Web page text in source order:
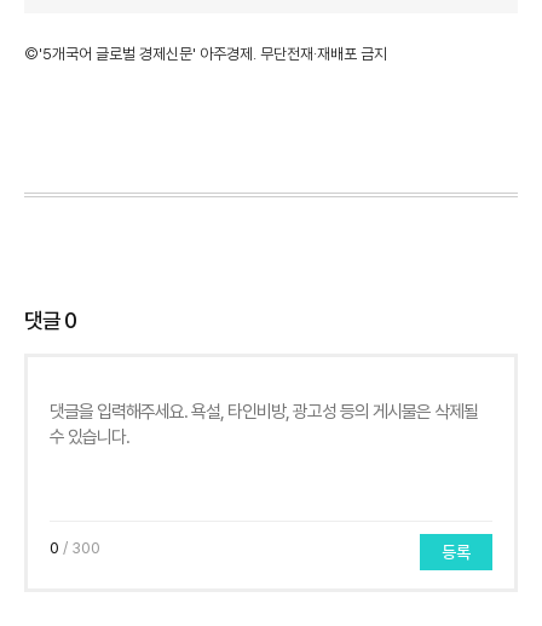
©'5개국어 글로벌 경제신문' 아주경제. 무단전재·재배포 금지
댓글0
0 / 300 등록